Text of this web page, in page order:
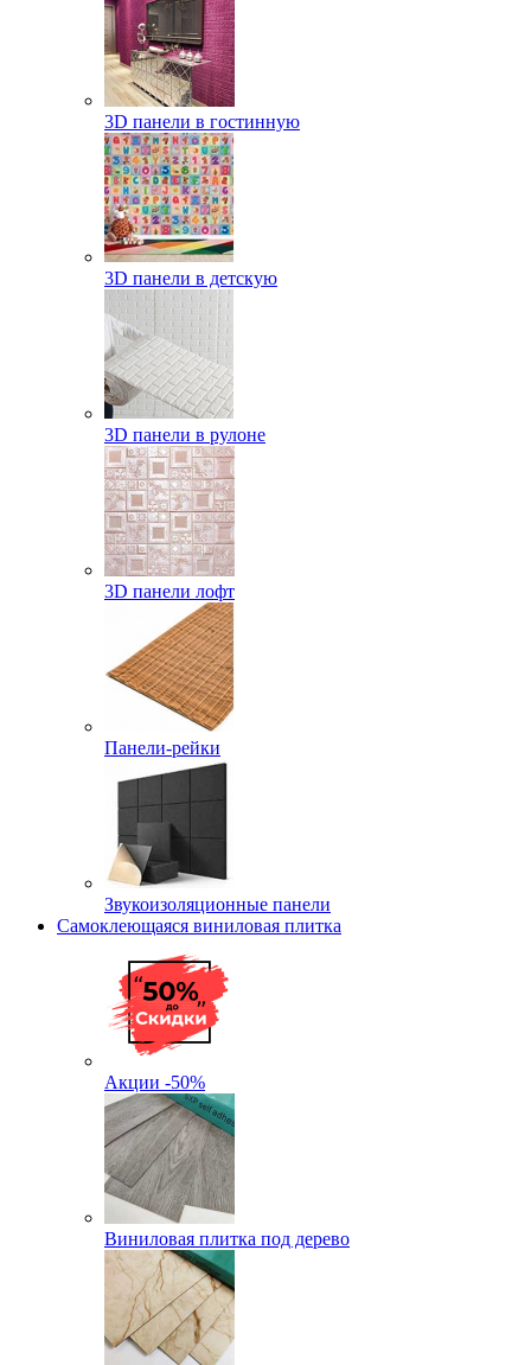
3D панели в гостинную
3D панели в детскую
3D панели в рулоне
3D панели лофт
Панели-рейки
Звукоизоляционные панели
Самоклеющаяся виниловая плитка
Акции -50%
Виниловая плитка под дерево